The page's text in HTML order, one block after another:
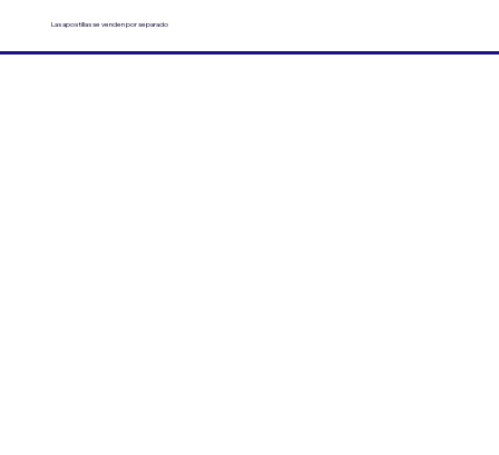
Las apostillas se venden por separado